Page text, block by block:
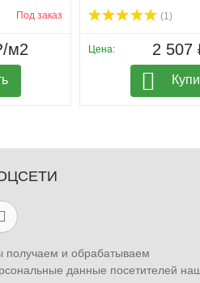
Под заказ
м2
(1)
Цена: 2 507
получаем и обрабатываем
данные посетителей